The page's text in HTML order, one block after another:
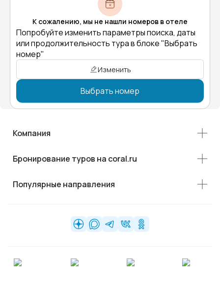
К сожалению, мы не нашли номеров в отеле
Попробуйте изменить параметры поиска, даты
или продолжительность тура в блоке "Выбрать
номер"
Изменить
Выбрать номер
Компания
Бронирование туров на coral.ru
Популярные направления